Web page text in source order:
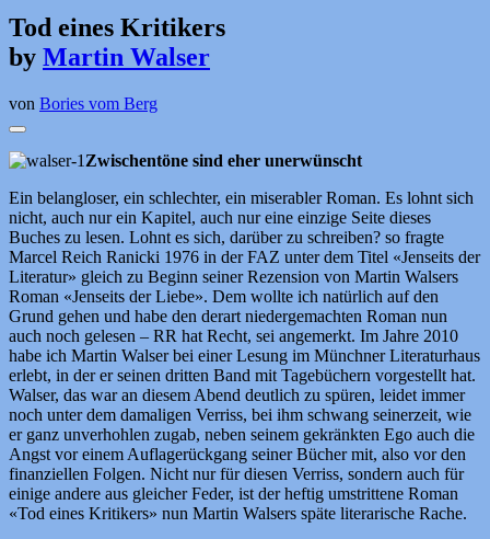
Tod eines Kritikers
by Martin Walser
von Bories vom Berg
Zwischentöne sind eher unerwünscht
Ein belangloser, ein schlechter, ein miserabler Roman. Es lohnt sich
nicht, auch nur ein Kapitel, auch nur eine einzige Seite dieses
Buches zu lesen. Lohnt es sich, darüber zu schreiben? so fragte
Marcel Reich Ranicki 1976 in der FAZ unter dem Titel «Jenseits der
Literatur» gleich zu Beginn seiner Rezension von Martin Walsers
Roman «Jenseits der Liebe». Dem wollte ich natürlich auf den
Grund gehen und habe den derart niedergemachten Roman nun
auch noch gelesen – RR hat Recht, sei angemerkt. Im Jahre 2010
habe ich Martin Walser bei einer Lesung im Münchner Literaturhaus
erlebt, in der er seinen dritten Band mit Tagebüchern vorgestellt hat.
Walser, das war an diesem Abend deutlich zu spüren, leidet immer
noch unter dem damaligen Verriss, bei ihm schwang seinerzeit, wie
er ganz unverhohlen zugab, neben seinem gekränkten Ego auch die
Angst vor einem Auflagerückgang seiner Bücher mit, also vor den
finanziellen Folgen. Nicht nur für diesen Verriss, sondern auch für
einige andere aus gleicher Feder, ist der heftig umstrittene Roman
«Tod eines Kritikers» nun Martin Walsers späte literarische Rache.